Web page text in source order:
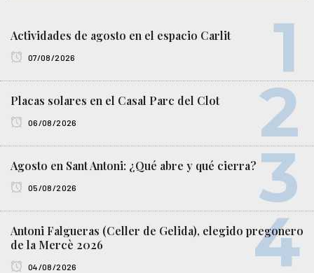
Actividades de agosto en el espacio Carlit
07/08/2026
Placas solares en el Casal Parc del Clot
06/08/2026
Agosto en Sant Antoni: ¿Qué abre y qué cierra?
05/08/2026
Antoni Falgueras (Celler de Gelida), elegido pregonero
de la Mercè 2026
04/08/2026